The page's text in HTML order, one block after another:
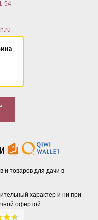
54
и товаров для дачи в
характер и ни при
офертой.